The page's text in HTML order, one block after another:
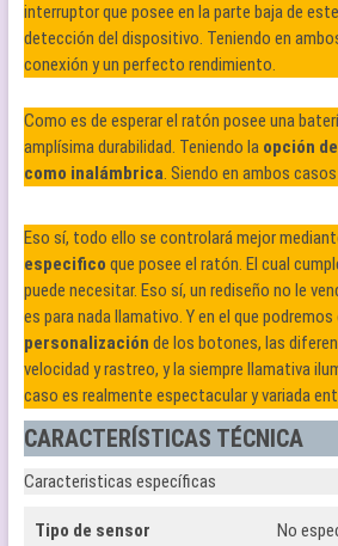
interruptor que posee en la parte baja de
detección del dispositivo. Teniendo en
conexión y un perfecto rendimiento.
Como es de esperar el ratón posee una
amplísima durabilidad. Teniendo la opción
como inalámbrica. Siendo en ambos
Eso sí, todo ello se controlará mejor
especifico que posee el ratón. El cual
puede necesitar. Eso sí, un rediseño no le
es para nada llamativo. Y en el que
personalización de los botones, las
velocidad y rastreo, y la siempre llamativa
caso es realmente espectacular y variada
CARACTERÍSTICAS TÉCNICA
Caracteristicas específicas
Tipo de sensor No